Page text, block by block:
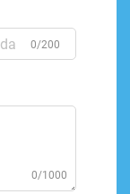
0/200
0/1000